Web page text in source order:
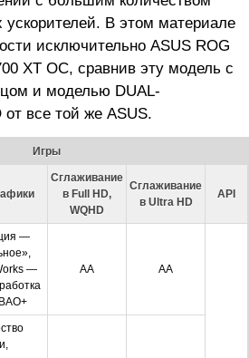
ускорителей. В этом материале
исключительно ASUS ROG
XT OC, сравнив эту модель с
и моделью DUAL-
от все той же ASUS.
Игры
Сглаживание
в Full HD,
WQHD
Сглаживание
в Ultra HD
API
—
—
АА АА